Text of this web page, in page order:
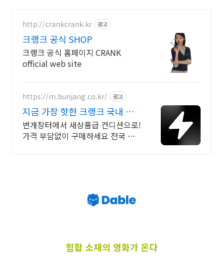
http://crankcrank.kr 광고
크랭크 공식 SHOP
크랭크 공식 홈페이지 CRANK
official web site
https://m.bunjang.co.kr/ 광고
지금 가장 핫한 크랭크 국내 최
대 브랜드 중고거래
번개장터에서 새상품급 컨디션으로!
가격 부담없이 구매하세요 전국 각
힙합 소재의 영화가 온다